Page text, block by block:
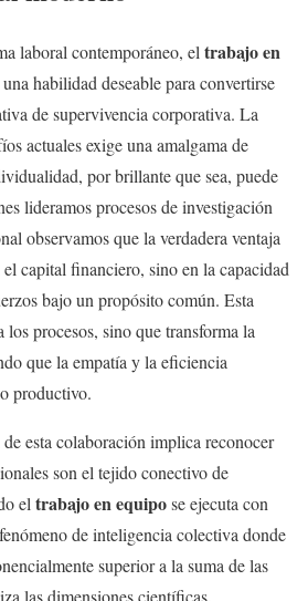
laboral contemporáneo, el trabajo en
habilidad deseable para convertirse
de supervivencia corporativa. La
actuales exige una amalgama de
por brillante que sea, puede
lideramos procesos de investigación
observamos que la verdadera ventaja
capital financiero, sino en la capacidad
bajo un propósito común. Esta
procesos, sino que transforma la
que la empatía y la eficiencia
productivo.
esta colaboración implica reconocer
son el tejido conectivo de
el trabajo en equipose ejecuta con
de inteligencia colectiva donde
superior a la suma de las
las dimensiones científicas,